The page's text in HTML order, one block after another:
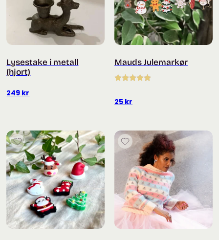
Lysestake i metall
(hjort)
249 kr
Mauds Julemarkør
av 5
25 kr